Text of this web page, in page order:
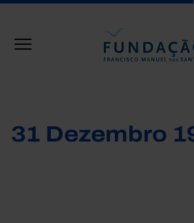
31 Dezembro